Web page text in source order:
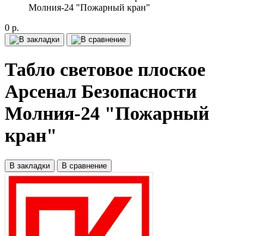
Молния-24 "Пожарный кран"
0 р.
Табло световое плоское
Арсенал Безопасности
Молния-24 "Пожарный
кран"
В закладки В сравнение